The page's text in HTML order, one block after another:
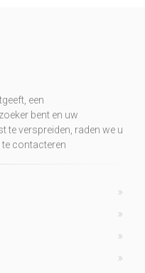
een
bent en uw
te verspreiden, raden we u
te contacteren